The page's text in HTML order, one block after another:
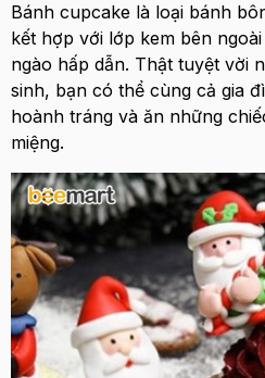
Bánh cupcake là loại bánh
kết hợp với lớp kem bên
ngào hấp dẫn. Thật tuyệt vời
sinh, bạn có thể cùng cả gia
hoành tráng và ăn những
miệng.